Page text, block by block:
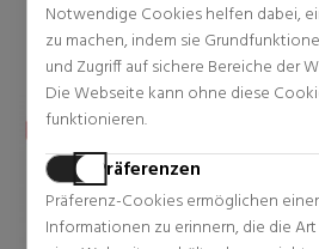
Notwendige Cookies helfen dabei,
zu machen, indem sie
und Zugriff auf sichere Bereiche der
Die Webseite kann ohne diese
funktionieren.
Präferenzen
Präferenz-Cookies ermöglichen
Informationen zu erinnern, die die